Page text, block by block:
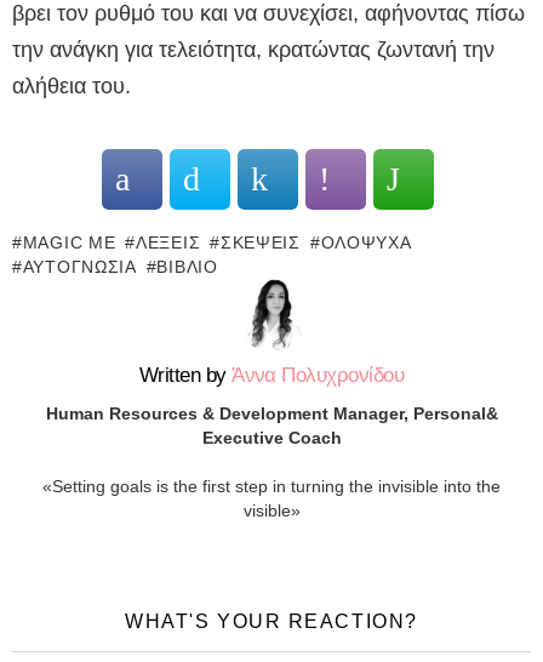
βρει τον ρυθμό του και να συνεχίσει, αφήνοντας πίσω
την ανάγκη για τελειότητα, κρατώντας ζωντανή την
αλήθεια του.
MAGIC ME ΛΈΞΕΙΣ ΣΚΈΨΕΙΣ
ΟΛΌΨΥΧΑ
ΑΥΤΟΓΝΩΣΊΑ
ΒΙΒΛΊΟ
Written byΆννα Πολυχρονίδου
Human Resources & Development Manager, Personal&
Executive Coach
«Setting goals is the first step in turning the invisible into the
visible»
WHAT'S YOUR REACTION?